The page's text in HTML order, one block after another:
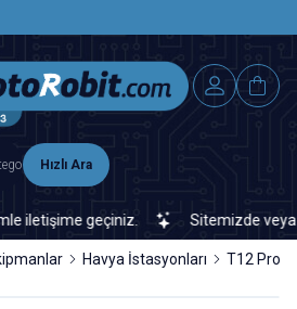
Hızlı Ara
geçiniz. Sitemizde veya
Havya İstasyonları T12 Pro